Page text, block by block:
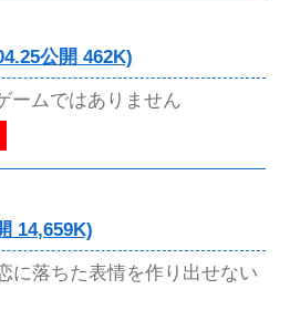
公開 462K)
ームではありません
14,659K)
に落ちた表情を作り出せない